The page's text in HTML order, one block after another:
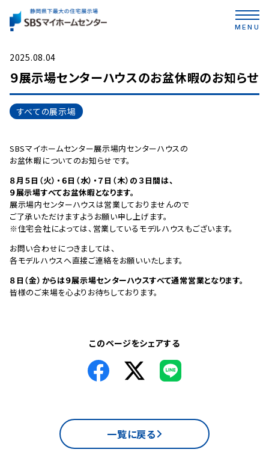
MENU
2025.08.04
９展示場センターハウスのお盆休暇のお知らせ
すべての展示場
SBSマイホームセンター展示場内センターハウスの
お盆休暇についてのお知らせです。
８月５日（火）・６日（水）・７日（木）の３日間は、
９展示場すべてお盆休暇となります。
展示場内センターハウスは営業しておりませんので
ご了承いただけますようお願い申し上げます。
※住宅会社によっては、営業しているモデルハウスもございます。
お問い合わせにつきましては、
各モデルハウスへ直接ご連絡をお願いいたします。
８日（金）からは９展示場センターハウスすべて通常営業となります。
皆様のご来場を心よりお待ちしております。
このページをシェアする
一覧に戻る